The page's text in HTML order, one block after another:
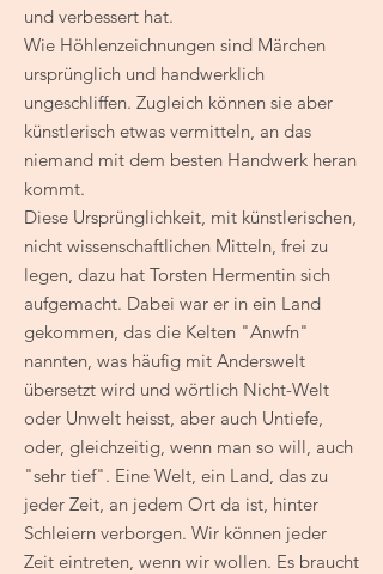
und verbessert hat.
Wie Höhlenzeichnungen sind Märchen
ursprünglich und handwerklich
ungeschliffen. Zugleich können sie aber
künstlerisch etwas vermitteln, an das
niemand mit dem besten Handwerk heran
kommt.
Diese Ursprünglichkeit, mit künstlerischen,
nicht wissenschaftlichen Mitteln, frei zu
legen, dazu hat Torsten Hermentin sich
aufgemacht. Dabei war er in ein Land
gekommen, das die Kelten "Anwfn"
nannten, was häufig mit Anderswelt
übersetzt wird und wörtlich Nicht-Welt
oder Unwelt heisst, aber auch Untiefe,
oder, gleichzeitig, wenn man so will, auch
"sehr tief". Eine Welt, ein Land, das zu
jeder Zeit, an jedem Ort da ist, hinter
Schleiern verborgen. Wir können jeder
Zeit eintreten, wenn wir wollen. Es braucht